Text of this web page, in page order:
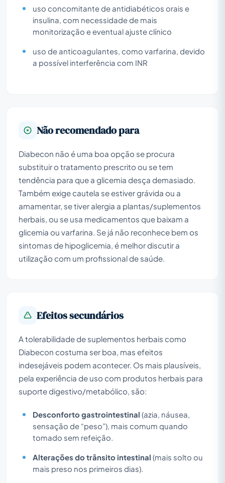
uso concomitante de antidiabéticos orais e
insulina, com necessidade de mais
monitorização e eventual ajuste clínico
uso de anticoagulantes, como varfarina, devido
a possível interferência com INR
Não recomendado para
Diabecon não é uma boa opção se procura
substituir o tratamento prescrito ou se tem
tendência para que a glicemia desça demasiado.
Também exige cautela se estiver grávida ou a
amamentar, se tiver alergia a plantas/suplementos
herbais, ou se usa medicamentos que baixam a
glicemia ou varfarina. Se já não reconhece bem os
sintomas de hipoglicemia, é melhor discutir a
utilização com um profissional de saúde.
Efeitos secundários
A tolerabilidade de suplementos herbais como
Diabecon costuma ser boa, mas efeitos
indesejáveis podem acontecer. Os mais plausíveis,
pela experiência de uso com produtos herbais para
suporte digestivo/metabólico, são:
Desconforto gastrointestinal (azia, náusea,
sensação de “peso”), mais comum quando
tomado sem refeição.
Alterações do trânsito intestinal (mais solto ou
mais preso nos primeiros dias).